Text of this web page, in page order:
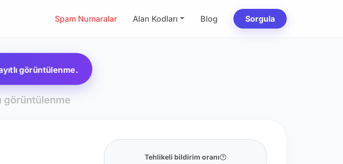
Spam Numaralar Alan Kodları Blog Sorgula
görüntülenme.
görüntülenme
Tehlikeli bildirim oranı